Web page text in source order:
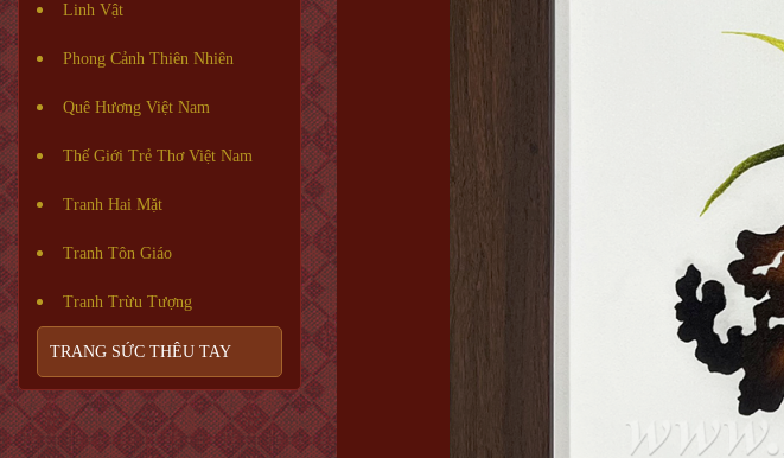
Linh Vật
Phong Cảnh Thiên Nhiên
Quê Hương Việt Nam
Thế Giới Trẻ Thơ Việt Nam
Tranh Hai Mặt
Tranh Tôn Giáo
Tranh Trừu Tượng
TRANG SỨC THÊU TAY